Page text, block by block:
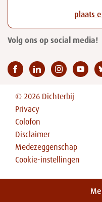
plaats
Volg ons op social media!
© 2026 Dichterbij
Privacy
Colofon
Disclaimer
Medezeggenschap
Cookie-instellingen